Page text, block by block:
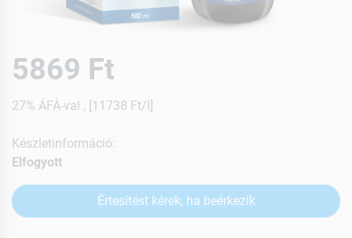
5869 Ft
27% ÁFÁ-val , [11738 Ft/l]
Készletinformáció:
Elfogyott
Értesítést kérek, ha beérkezik